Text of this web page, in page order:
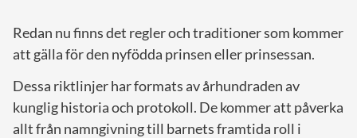
Redan nu finns det regler och traditioner som kommer
att gälla för den nyfödda prinsen eller prinsessan.
Dessa riktlinjer har formats av århundraden av
kunglig historia och protokoll. De kommer att påverka
allt från namngivning till barnets framtida roll i